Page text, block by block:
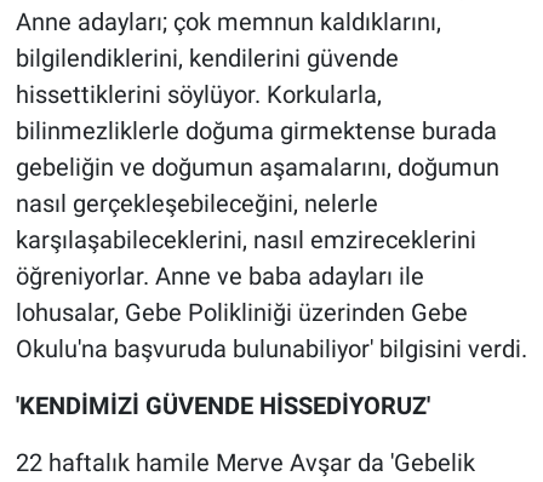
Anne adayları; çok memnun kaldıklarını,
bilgilendiklerini, kendilerini güvende
hissettiklerini söylüyor. Korkularla,
bilinmezliklerle doğuma girmektense burada
gebeliğin ve doğumun aşamalarını, doğumun
nasıl gerçekleşebileceğini, nelerle
karşılaşabileceklerini, nasıl emzireceklerini
öğreniyorlar. Anne ve baba adayları ile
lohusalar, Gebe Polikliniği üzerinden Gebe
Okulu'na başvuruda bulunabiliyor' bilgisini verdi.
'KENDİMİZİ GÜVENDE HİSSEDİYORUZ'
22 haftalık hamile Merve Avşar da 'Gebelik